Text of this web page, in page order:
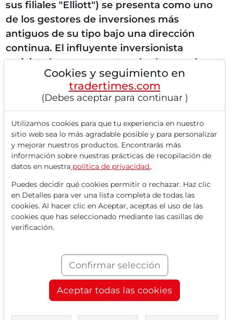
sus filiales "Elliott") se presenta como uno
de los gestores de inversiones más
antiguos de su tipo bajo una dirección
continua. El influyente inversionista
activista busca aumentar el valor para los
accionistas instando a BP a considerar
medidas transformadoras, informó
Reuters...
Lee este artículo ahora con
una cuentaGRATUITA.
Tus beneficios:
Cada mes, puedes leer
gratuita.
Cada mes,2 números de prueba
del periódico Trader de forma
Cookies y seguimiento en
tradertimes.com
(Debes aceptar para continuar )
Utilizamos cookies para que tu experiencia en nuestro
sitio web sea lo más agradable posible y para personalizar
y mejorar nuestros productos. Encontrarás más
información sobre nuestras prácticas de recopilación de
datos en nuestra política de privacidad..
Puedes decidir qué cookies permitir o rechazar. Haz clic
en Detalles para ver una lista completa de todas las
cookies. Al hacer clic en Aceptar, aceptas el uso de las
cookies que has seleccionado mediante las casillas de
verificación.
Confirmar selección
Aceptar todas las cookies